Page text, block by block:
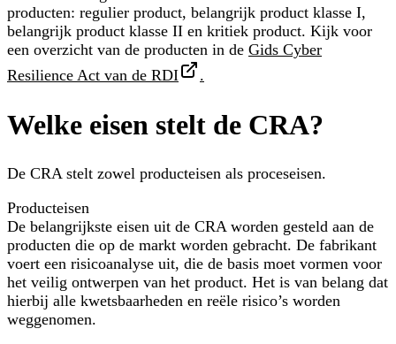
producten: regulier product, belangrijk product klasse I,
belangrijk product klasse II en kritiek product. Kijk voor
een overzicht van de producten in de Gids Cyber
Resilience Act van de RDI
.
Welke eisen stelt de CRA?
De CRA stelt zowel producteisen als proceseisen.
Producteisen
De belangrijkste eisen uit de CRA worden gesteld aan de
producten die op de markt worden gebracht. De fabrikant
voert een risicoanalyse uit, die de basis moet vormen voor
het veilig ontwerpen van het product. Het is van belang dat
hierbij alle kwetsbaarheden en reële risico’s worden
weggenomen.